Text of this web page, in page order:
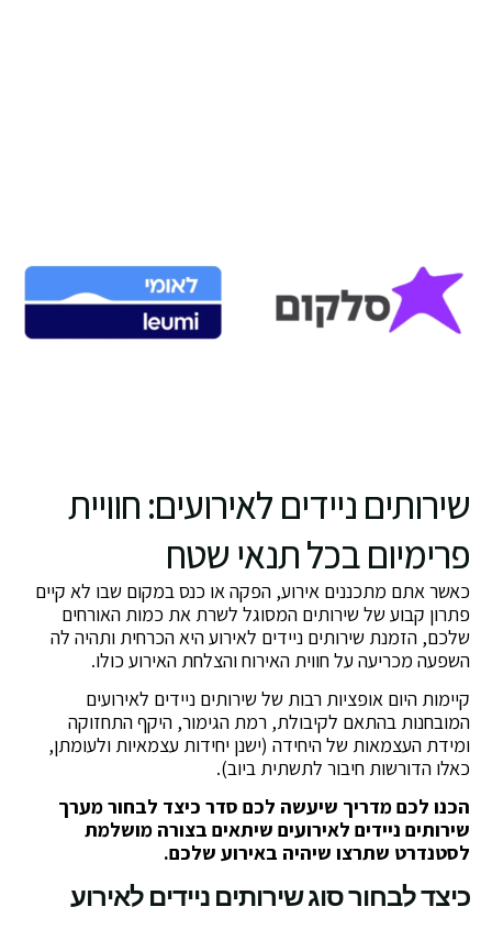
שירותים ניידים לאירועים: חוויית
פרימיום בכל תנאי שטח
כאשר אתם מתכננים אירוע, הפקה או כנס במקום שבו לא קיים
פתרון קבוע של שירותים המסוגל לשרת את כמות האורחים
שלכם, הזמנת שירותים ניידים לאירוע היא הכרחית ותהיה לה
השפעה מכריעה על חווית האירוח והצלחת האירוע כולו.
קיימות היום אופציות רבות של שירותים ניידים לאירועים
המובחנות בהתאם לקיבולת, רמת הגימור, היקף התחזוקה
ומידת העצמאות של היחידה (ישנן יחידות עצמאיות ולעומתן,
כאלו הדורשות חיבור לתשתית ביוב).
הכנו לכם מדריך שיעשה לכם סדר כיצד לבחור מערך
שירותים ניידים לאירועים שיתאים בצורה מושלמת
לסטנדרט שתרצו שיהיה באירוע שלכם.
כיצד לבחור סוג שירותים ניידים לאירוע